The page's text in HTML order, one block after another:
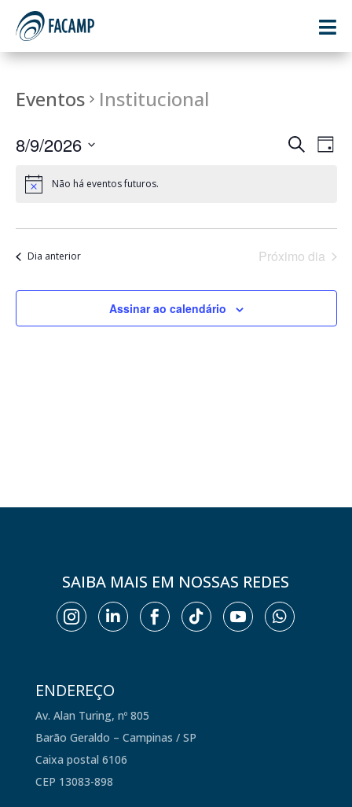

Eventos Institucional
DE
Procurar
DO
Day
8/9/2026
Não há eventos futuros.
Dia anterior Próximo dia
Assinar ao calendário
SAIBA MAIS EM NOSSAS REDES
     
ENDEREÇO
Av. Alan Turing, nº 805
Barão Geraldo – Campinas / SP
Caixa postal 6106
CEP 13083-898